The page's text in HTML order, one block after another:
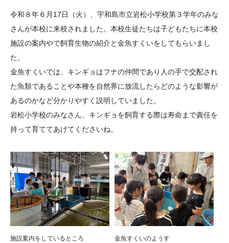
役員・評議員 公開情報
年報一覧 中谷財団レポート
大学院生奨学金
国際学生交流プログラ
ム
科学教育振興助成・
次世代理系人材育成プ
ログラム助成
アクセス よくあるご質問
サイトマップ
日本語 English
令和８年６月17日（火）、宇和島市立岩松小学校第３学年のみな
さんが本校に来校されました。本校生徒たちは子どもたちに本校
施設の案内やで飼育生物の紹介と金魚すくいをしてもらいまし
た。
金魚すくいでは、キンギョはフナの仲間であり人の手で交配され
た魚類であることや本種を自然界に放流したらどのような影響が
あるのかなど分かりやすく説明していました。
岩松小学校のみなさん、キンギョを飼育する際は寿命まで責任を
持って育ててあげてくださいね。
施設案内をしているところ 金魚すくいのようす